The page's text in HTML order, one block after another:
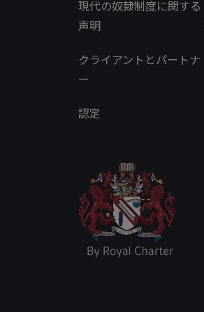
現代の奴隷制度に関する
声明
クライアントとパートナ
ー
認定